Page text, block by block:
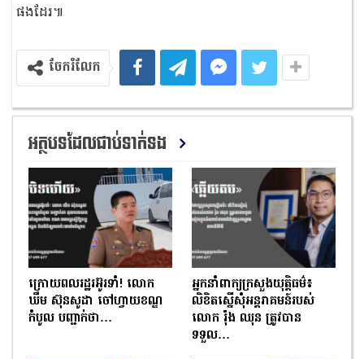
ផងដែរ៕
ចែករំលែក
អត្ថបទដែលជាប់ទាក់ទង
ក្រោយពលរដ្ឋរអ៊ូរទាំ! លោក
ឃឹម ស៊ុនសូដា ចៅហ្វាយខណ្ឌ
កំបូល បញ្ជាក់ថា…
អ្នកនាំពាក្យក្រសួងយុត្តិធម៌៖
លិខិតស្នើសុំអន្តរាគមន៍របស់
លោក រ៉ុង ឈុន ត្រូវបាន
ទទួល…